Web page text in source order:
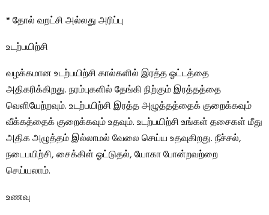
* தோல் வறட்சி அல்லது அரிப்பு
உடற்பயிற்சி
வழக்கமான உடற்பயிற்சி கால்களில் இரத்த ஓட்டத்தை
அதிகரிக்கிறது. நரம்புகளில் தேங்கி நிற்கும் இரத்தத்தை
வெளியேற்றவும். உடற்பயிற்சி இரத்த அழுத்தத்தைக் குறைக்கவும்
வீக்கத்தைக் குறைக்கவும் உதவும். உடற்பயிற்சி உங்கள் தசைகள் மீது
அதிக அழுத்தம் இல்லாமல் வேலை செய்ய உதவுகிறது. நீச்சல்,
நடைபயிற்சி, சைக்கிள் ஓட்டுதல், யோகா போன்றவற்றை
செய்யலாம்.
உணவு